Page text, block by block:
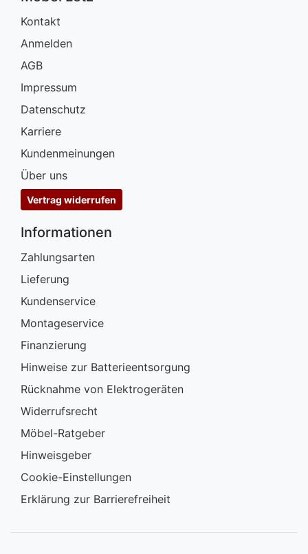
Kontakt
Anmelden
AGB
Impressum
Datenschutz
Karriere
Kundenmeinungen
Über uns
Vertrag widerrufen
Informationen
Zahlungsarten
Lieferung
Kundenservice
Montageservice
Finanzierung
Hinweise zur Batterieentsorgung
Rücknahme von Elektrogeräten
Widerrufsrecht
Möbel-Ratgeber
Hinweisgeber
Cookie-Einstellungen
Erklärung zur Barrierefreiheit